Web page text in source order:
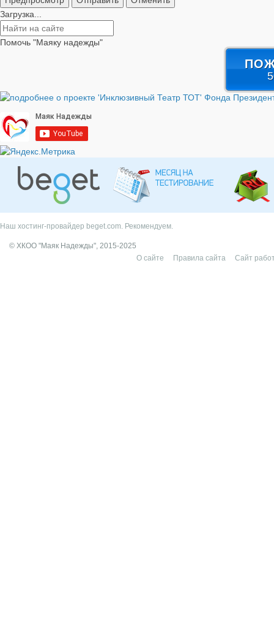
Загрузка...
Помочь "Маяку надежды"
Наш хостинг-провайдер beget.com. Рекомендуем.
© ХКОО "Маяк Надежды", 2015-2025
О сайте
Правила сайта Сайт